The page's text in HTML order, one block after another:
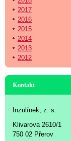
2017
2016
2015
2014
2013
2012
Kontakt
Inzulínek, z. s.
Klivarova 2610/1
750 02 Přerov